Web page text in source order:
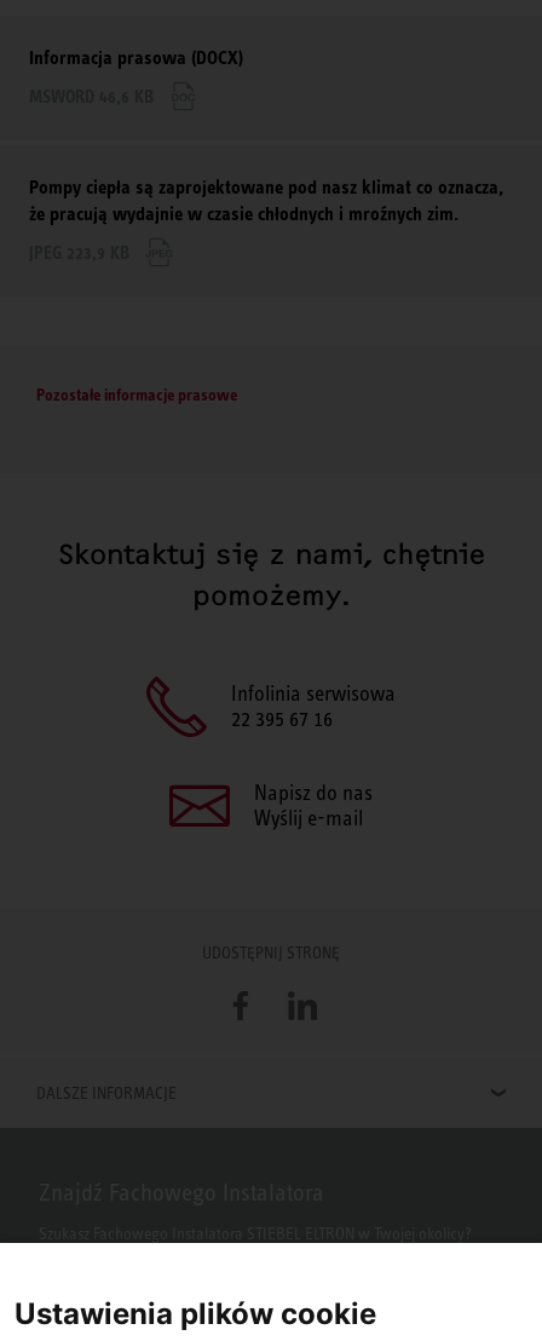
Informacja prasowa (DOCX)
Pompy ciepła są zaprojektowane pod nasz klimat co oznacza,
że pracują wydajnie w czasie chłodnych i mroźnych zim.
Pozostałe informacje prasowe
Skontaktuj się z nami, chętnie
pomożemy.
Infolinia serwisowa
22 395 67 16
Napisz do nas
Wyślij e-mail
UDOSTĘPNIJ STRONĘ
FacebookLinkedIn
DALSZE INFORMACJE
Ustawienia plików cookie